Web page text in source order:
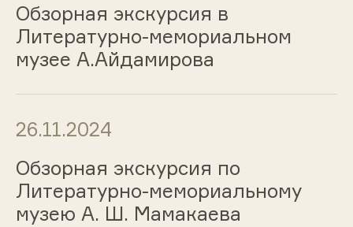
Обзорная экскурсия в
Литературно-мемориальном
музее А.Айдамирова
26.11.2024
Обзорная экскурсия по
Литературно-мемориальному
музею А. Ш. Мамакаева